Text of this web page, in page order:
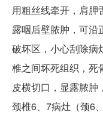
用粗丝线牵开，肩
露咽后壁脓肿，可沿
破坏区，小心刮除病
椎之间坏死组织，
皮横切口，显露脓
颈椎6、7病灶（颈6